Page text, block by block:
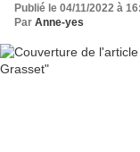
Publié le 04/11/2022 à
Par Anne-yes